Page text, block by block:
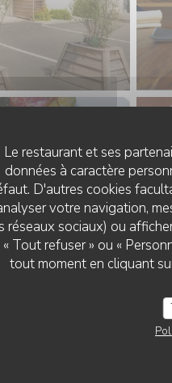
Le restaurant et ses
données à caractère
D'autres cookies
votre navigation,
réseaux sociaux) ou
« Tout refuser » ou «
tout moment en cliquant